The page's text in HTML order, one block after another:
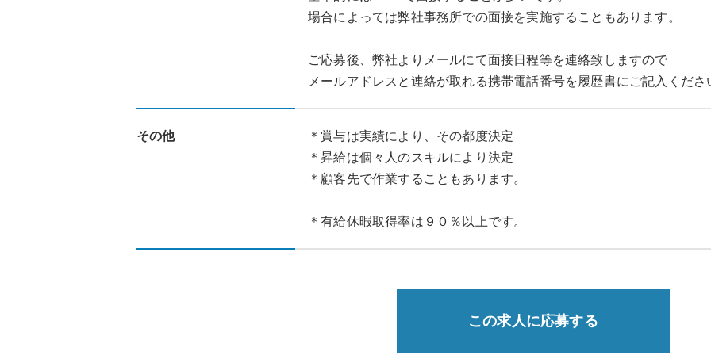
場合によっては弊社事務所での面接を実施することもあります。
ご応募後、弊社よりメールにて面接日程等を連絡致しますので
メールアドレスと連絡が取れる携帯電話番号を履歴書にご記入くださ
その他
＊賞与は実績により、その都度決定
＊昇給は個々人のスキルにより決定
＊顧客先で作業することもあります。
＊有給休暇取得率は９０％以上です。
この求人に応募する